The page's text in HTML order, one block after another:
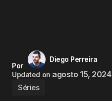
Por
Diego Perreira
Updated on agosto 15, 2024
Séries